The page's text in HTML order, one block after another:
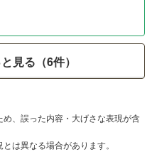
見る（6件）
、誤った内容・大げさな表現が含
は異なる場合があります。